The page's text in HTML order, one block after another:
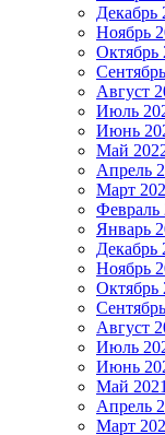
Декабрь
Ноябрь
Октябрь
Август
Июль
Июнь
Май
Апрель
Март
Февраль
Январь
Декабрь
Ноябрь
Октябрь
Август
Июль
Июнь
Май 2021
Апрель
Март